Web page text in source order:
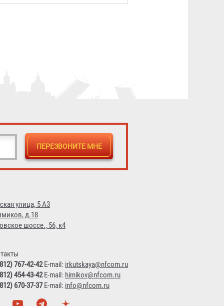
улица, 5 А3
д.18
шоссе., 56, к4
767-42-42E-mail: irkutskaya@nfcom.ru
454-43-42E-mail: himikov@nfcom.ru
670-37-37E-mail: info@nfcom.ru